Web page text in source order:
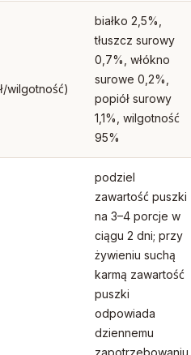
wilgotność)
białko 2,5%,
tłuszcz surowy
0,7%, włókno
surowe 0,2%,
popiół surowy
1,1%, wilgotność
95%
podziel
zawartość puszki
na 3–4 porcje w
ciągu 2 dni; przy
żywieniu suchą
karmą zawartość
puszki
odpowiada
dziennemu